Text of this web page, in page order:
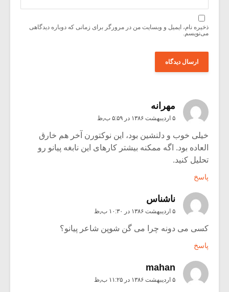
ذخیره نام، ایمیل و وبسایت من در مرورگر برای زمانی که دوباره دیدگاهی
می‌نویسم.
مهرانه
۵ اردیبهشت ۱۳۸۶ در ۵:۵۹ ب٫ظ
خیلی خوب و دلنشین بود، این نوکتورن آخر هم خارق
العاده بود. اگه ممکنه بیشتر کارهای این نابغه پیانو رو
تحلیل کنید.
پاسخ
ناشناس
۵ اردیبهشت ۱۳۸۶ در ۱۰:۳۰ ب٫ظ
کسی می دونه چرا می گن شوپن شاعر پیانو؟
پاسخ
mahan
۵ اردیبهشت ۱۳۸۶ در ۱۱:۲۵ ب٫ظ